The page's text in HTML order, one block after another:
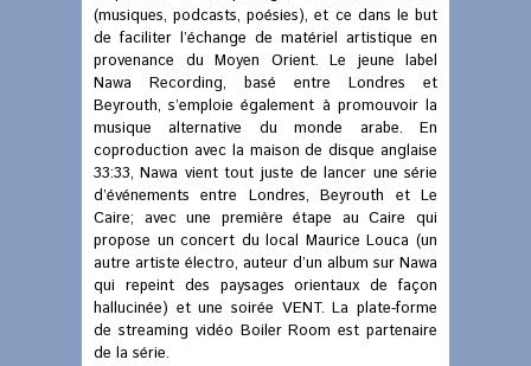
(musiques, podcasts, poésies), et ce dans le but
de faciliter l’échange de matériel artistique en
provenance du Moyen Orient. Le jeune label
Nawa Recording, basé entre Londres et
Beyrouth, s’emploie également à promouvoir la
musique alternative du monde arabe. En
coproduction avec la maison de disque anglaise
33:33, Nawa vient tout juste de lancer une série
d’événements entre Londres, Beyrouth et Le
Caire; avec une première étape au Caire qui
propose un concert du local Maurice Louca (un
autre artiste électro, auteur d’un album sur Nawa
qui repeint des paysages orientaux de façon
hallucinée) et une soirée VENT. La plate-forme
de streaming vidéo Boiler Room est partenaire
de la série.